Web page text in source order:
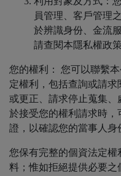
員管理、客戶管理
於辨識身份、金流
請查閱本隱私權政
您的權利： 您可以聯繫
定權利，包括查詢或請
或更正、請求停止蒐集、
於接受您的權利請求時
證，以確認您的當事人身
您保有完整的個資法定
料；惟如拒絕提供必要